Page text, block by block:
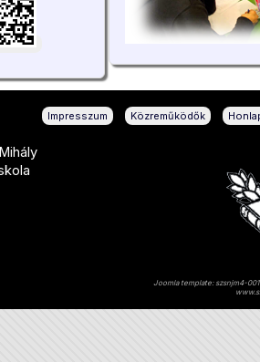
Impresszum Közreműködők
Joomla template: szsnjm4-